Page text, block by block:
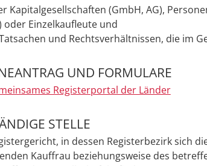
Kapitalgesellschaften (GmbH, AG),
oder Einzelkaufleute und
und Rechtsverhältnissen, die im
UND FORMULARE
Registerportal der Länder
STELLE
in dessen Registerbezirk sich
Kauffrau beziehungsweise des